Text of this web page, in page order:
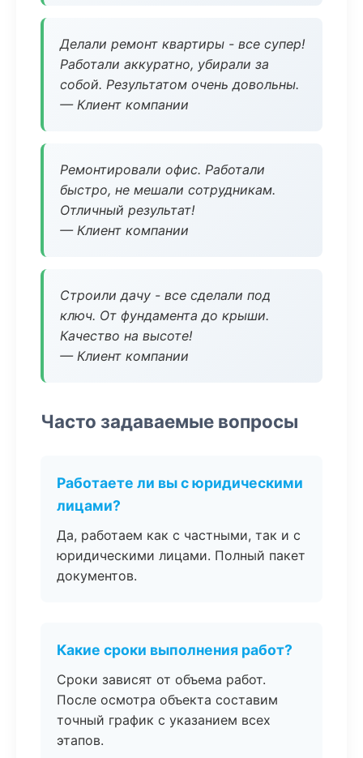
Делали ремонт квартиры - все супер!
Работали аккуратно, убирали за
собой. Результатом очень довольны.
— Клиент компании
Ремонтировали офис. Работали
быстро, не мешали сотрудникам.
Отличный результат!
— Клиент компании
Строили дачу - все сделали под
ключ. От фундамента до крыши.
Качество на высоте!
— Клиент компании
Часто задаваемые вопросы
Работаете ли вы с юридическими
лицами?
Да, работаем как с частными, так и с
юридическими лицами. Полный пакет
документов.
Какие сроки выполнения работ?
Сроки зависят от объема работ.
После осмотра объекта составим
точный график с указанием всех
этапов.